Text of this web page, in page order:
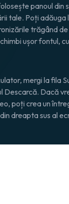
panoul din
tale. Poți adăuga
trăgând
ușor fontul,
mergi la fila
Descarcă. Dacă
poți crea un
dreapta sus al